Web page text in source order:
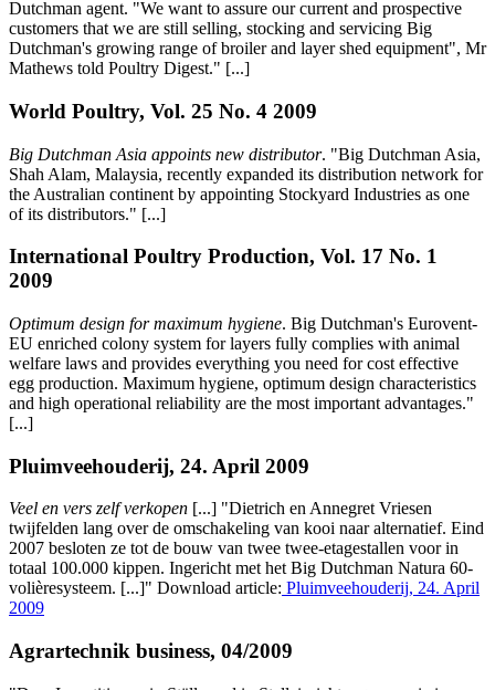
Dutchman agent. "We want to assure our current and prospective
customers that we are still selling, stocking and servicing Big
Dutchman's growing range of broiler and layer shed equipment", Mr
Mathews told Poultry Digest." [...]
World Poultry, Vol. 25 No. 4 2009
Big Dutchman Asia appoints new distributor. "Big Dutchman Asia,
Shah Alam, Malaysia, recently expanded its distribution network for
the Australian continent by appointing Stockyard Industries as one
of its distributors." [...]
International Poultry Production, Vol. 17 No. 1
2009
Optimum design for maximum hygiene. Big Dutchman's Eurovent-
EU enriched colony system for layers fully complies with animal
welfare laws and provides everything you need for cost effective
egg production. Maximum hygiene, optimum design characteristics
and high operational reliability are the most important advantages."
[...]
Pluimveehouderij, 24. April 2009
Veel en vers zelf verkopen [...] "Dietrich en Annegret Vriesen
twijfelden lang over de omschakeling van kooi naar alternatief. Eind
2007 besloten ze tot de bouw van twee twee-etagestallen voor in
totaal 100.000 kippen. Ingericht met het Big Dutchman Natura 60-
volièresysteem. [...]" Download article: Pluimveehouderij, 24. April
2009
Agrartechnik business, 04/2009